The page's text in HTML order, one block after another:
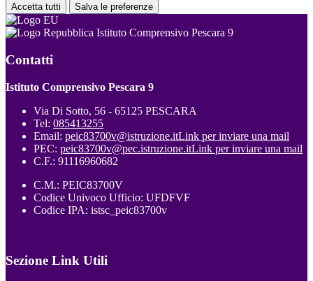
Accetta tutti Salva le preferenze
Istituto Comprensivo Pescara 9
Contatti
Istituto Comprensivo Pescara 9
Via Di Sotto, 56 - 65125 PESCARA
Tel: 085413255
Email: peic83700v@istruzione.itLink per inviare una mail
PEC: peic83700v@pec.istruzione.itLink per inviare una mail
C.F.: 91116960682
C.M.: PEIC83700V
Codice Univoco Ufficio: UFDFVF
Codice IPA: istsc_peic83700v
Sezione Link Utili